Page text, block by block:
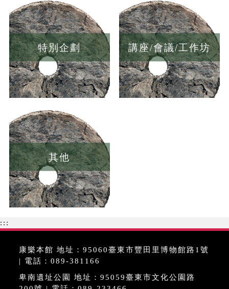
特別企劃 講座/會議/工作坊
其他
:::
康樂本館 地址：95060臺東市豐田里博物館路1號
| 電話：089-381166
卑南遺址公園 地址：95059臺東市文化公園路